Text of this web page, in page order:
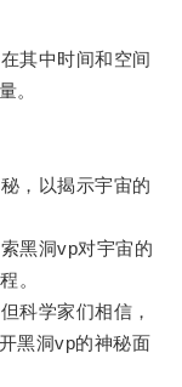
其中时间和空间
。
，以揭示宇宙的
黑洞vp对宇宙的
。
学家们相信，
黑洞vp的神秘面